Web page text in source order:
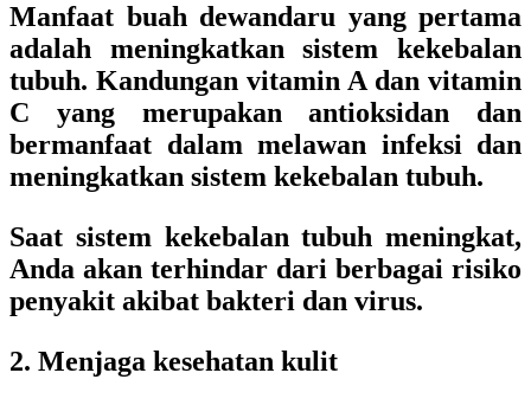
Manfaat buah dewandaru yang pertama
adalah meningkatkan sistem kekebalan
tubuh. Kandungan vitamin A dan vitamin
C yang merupakan antioksidan dan
bermanfaat dalam melawan infeksi dan
meningkatkan sistem kekebalan tubuh.
Saat sistem kekebalan tubuh meningkat,
Anda akan terhindar dari berbagai risiko
penyakit akibat bakteri dan virus.
2. Menjaga kesehatan kulit